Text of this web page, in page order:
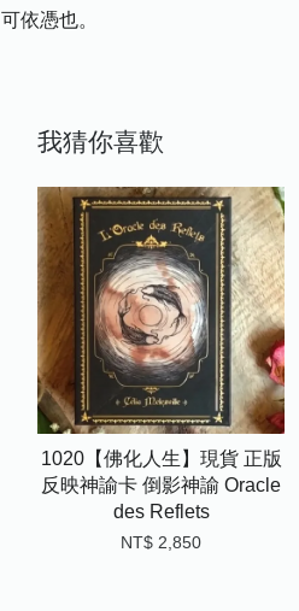
可依憑也。
我猜你喜歡
1020【佛化人生】現貨 正版
反映神諭卡 倒影神諭 Oracle
des Reflets
NT$ 2,850